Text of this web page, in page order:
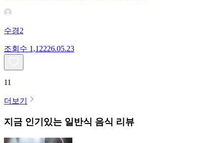
수경2
조회수 1,12226.05.23
11
더보기
지금 인기있는 일반식 음식 리뷰